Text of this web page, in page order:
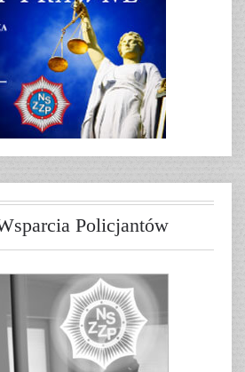
Policjantów